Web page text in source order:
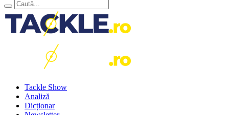
Tackle Show
Analiză
Dicționar